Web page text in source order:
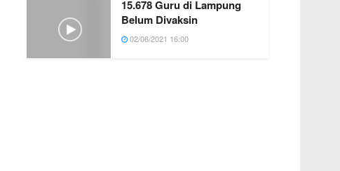
15.678 Guru di Lampung
Belum Divaksin
02/06/2021 16:00